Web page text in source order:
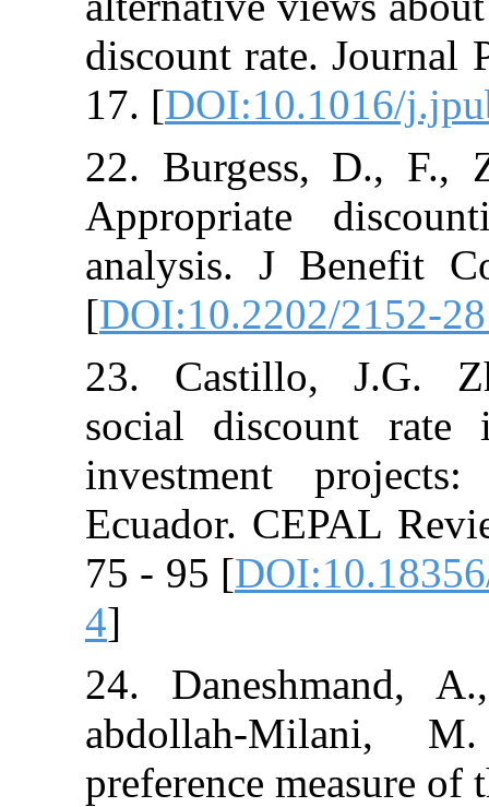
discount rate.
17. [
22. Burgess,
Appropriate
analysis. J
[DOI:10.2202/
23. Castillo,
social
investment
Ecuador.
75 - 95 [
24.
abdollah-
preference